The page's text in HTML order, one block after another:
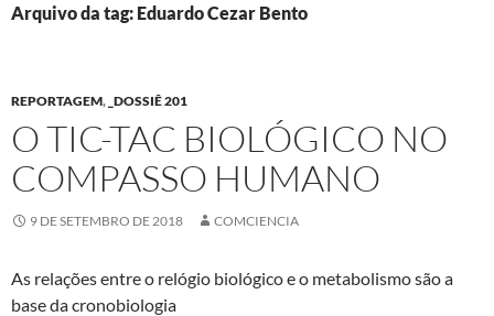
Arquivo da tag: Eduardo Cezar Bento
REPORTAGEM, _DOSSIÊ 201
O TIC-TAC BIOLÓGICO NO
COMPASSO HUMANO
9 DE SETEMBRO DE 2018 COMCIENCIA
As relações entre o relógio biológico e o metabolismo são a
base da cronobiologia